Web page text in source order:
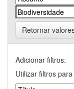
Retornar
Adicionar filtros:
Utilizar filtros